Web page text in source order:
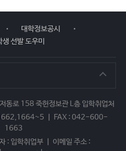
대학정보공시
선발 도우미
동로 158 죽헌정보관 L층 입학취업처
ㅣ FAX : 042-600-
1663
: 입학취업부 ㅣ 이메일 주소 :